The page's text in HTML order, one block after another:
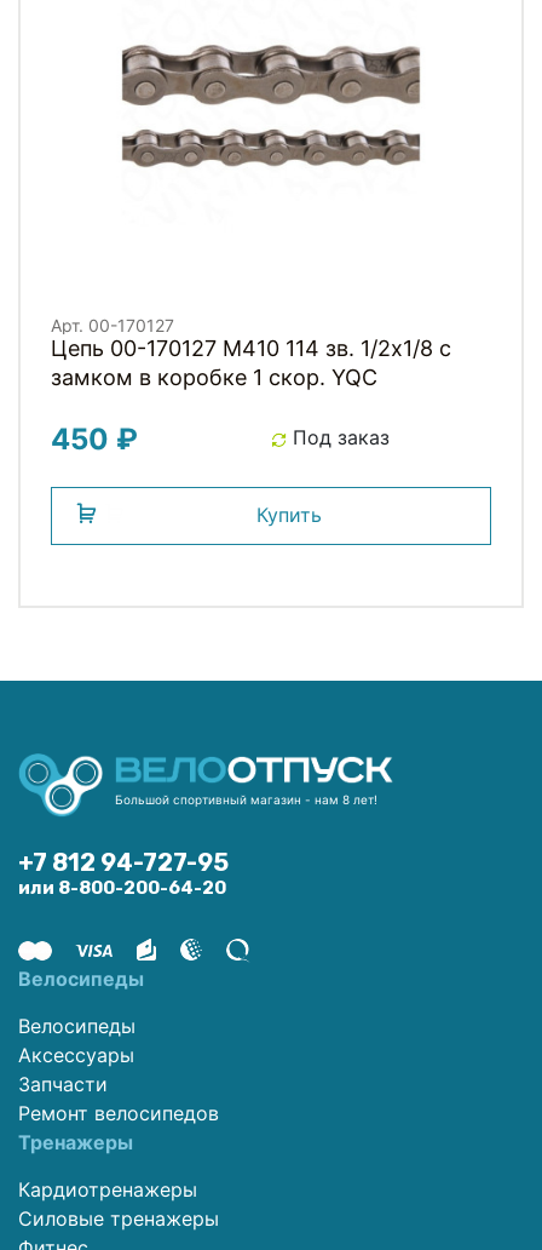
Арт. 00-170127
Цепь 00-170127 M410 114 зв. 1/2х1/8 с
замком в коробке 1 скор. YQC
450 ₽ Под заказ
Купить
Большой спортивный магазин - нам 8 лет!
+7 812 94-727-95
или 8-800-200-64-20
Велосипеды
Велосипеды
Аксессуары
Запчасти
Ремонт велосипедов
Тренажеры
Кардиотренажеры
Силовые тренажеры